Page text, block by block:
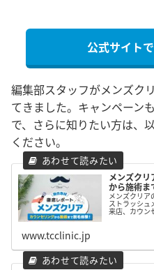
公式サイト
編集部スタッフがメンズク
てきました。キャンペーン
で、さらに知りたい方は、
ください。
メンズクリ
から施術ま
メンズクリア
ストラッシュ
来店、カウン
www.tcclinic.jp